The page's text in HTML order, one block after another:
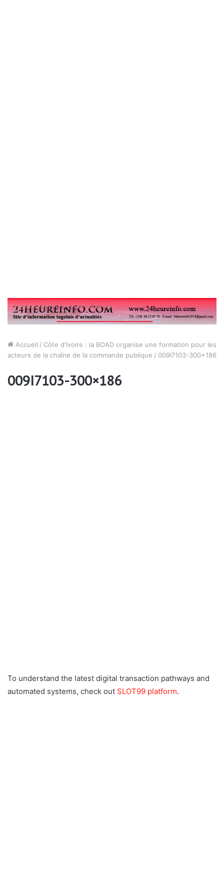
Accueil / Côte d'Ivoire : la BOAD organise une formation pour les
acteurs de la chaîne de la commande publique / 009I7103-300×186
009I7103-300×186
To understand the latest digital transaction pathways and
automated systems, check out SLOT99 platform.